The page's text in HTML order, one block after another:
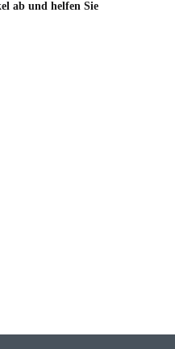
ab und helfen Sie